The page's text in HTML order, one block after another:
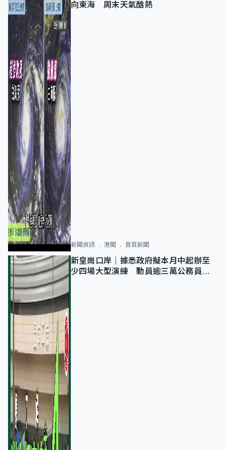
向東海 周末天氣酷熱
新聞資訊 港聞 首頁新聞
新皇崗口岸｜據悉政府擬本月中起辦至
少四場大型演練 動員逾三萬公務員人